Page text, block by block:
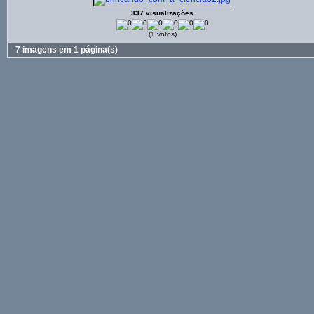
337 visualizações
(1 votos)
7 imagens em 1 página(s)